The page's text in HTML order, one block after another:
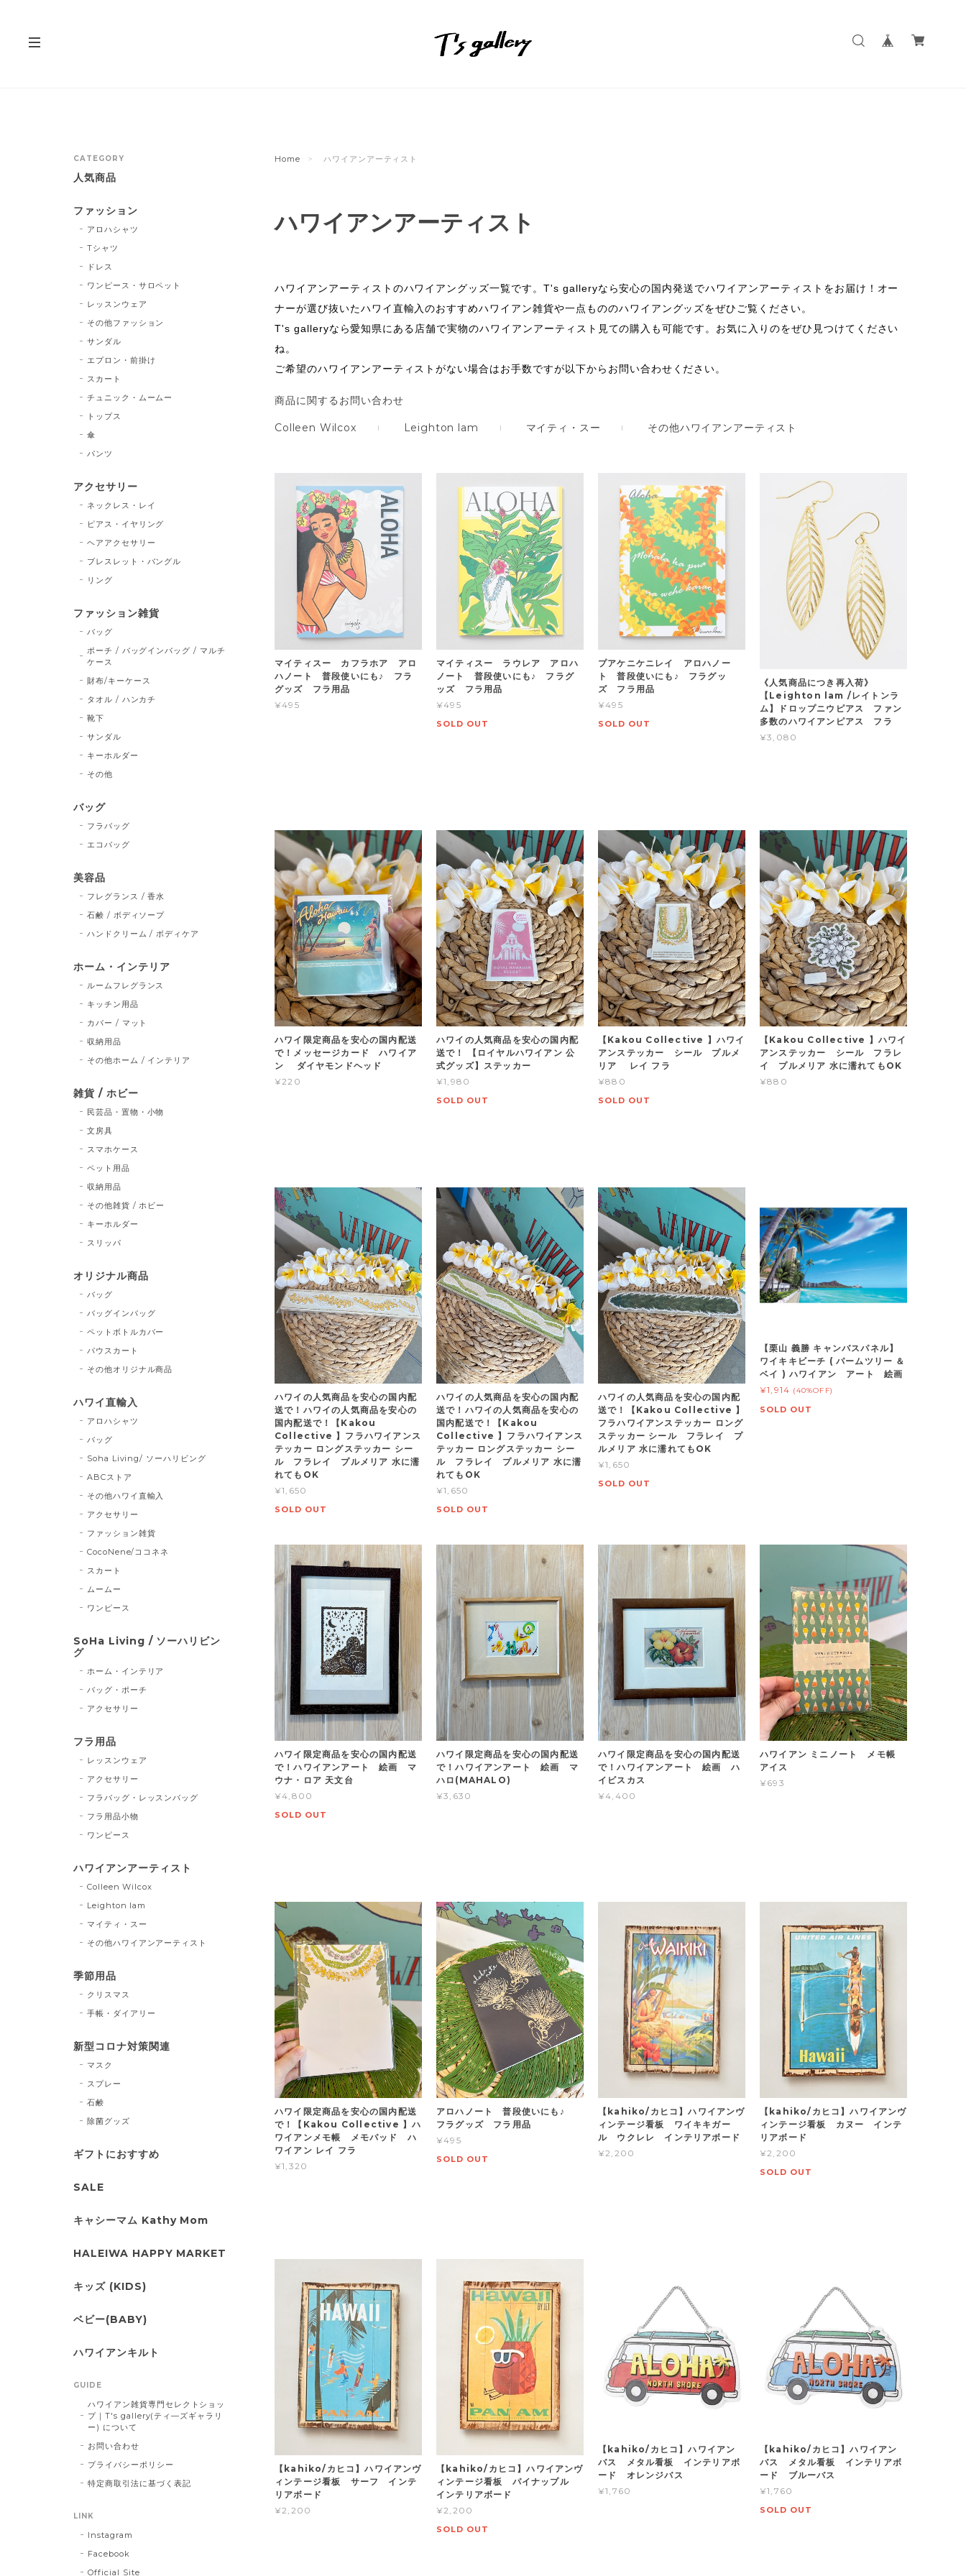
Home ハワイアンアーティスト
ハワイアンアーティスト
ハワイアンアーティストのハワイアングッズ一覧です。T's galleryなら安心の国内発送でハワイアンアーティストをお届け！オー
ナーが選び抜いたハワイ直輸入のおすすめハワイアン雑貨や一点もののハワイアングッズをぜひご覧ください。
T's galleryなら愛知県にある店舗で実物のハワイアンアーティスト見ての購入も可能です。お気に入りのをぜひ見つけてください
ね。
ご希望のハワイアンアーティストがない場合はお手数ですが以下からお問い合わせください。
商品に関するお問い合わせ
Colleen Wilcox Leighton lam マイティ・スー その他ハワイアンアーティスト
マイティスー カフラホア アロ
ハノート 普段使いにも♪ フラ
グッズ フラ用品
¥495
マイティスー ラウレア アロハ
ノート 普段使いにも♪ フラグ
ッズ フラ用品
¥495
SOLD OUT
プアケニケニレイ アロハノー
ト 普段使いにも♪ フラグッ
ズ フラ用品
¥495
SOLD OUT
《人気商品につき再入荷》
【Leighton lam /レイトンラ
ム】ドロップニウピアス ファン
多数のハワイアンピアス フラ
¥3,080
ハワイ限定商品を安心の国内配送
で！メッセージカード ハワイア
ン ダイヤモンドヘッド
¥220
ハワイの人気商品を安心の国内配
送で！ 【ロイヤルハワイアン 公
式グッズ】ステッカー
¥1,980
SOLD OUT
【Kakou Collective 】ハワイ
アンステッカー シール プルメ
リア レイ フラ
¥880
SOLD OUT
【Kakou Collective 】ハワイ
アンステッカー シール フラレ
イ プルメリア 水に濡れてもOK
¥880
ハワイの人気商品を安心の国内配
送で！ハワイの人気商品を安心の
国内配送で！【Kakou
Collective 】フラハワイアンス
テッカー ロングステッカー シー
ル フラレイ プルメリア 水に濡
れてもOK
¥1,650
SOLD OUT
ハワイの人気商品を安心の国内配
送で！ハワイの人気商品を安心の
国内配送で！【Kakou
Collective 】フラハワイアンス
テッカー ロングステッカー シー
ル フラレイ プルメリア 水に濡
れてもOK
¥1,650
SOLD OUT
ハワイの人気商品を安心の国内配
送で！【Kakou Collective 】
フラハワイアンステッカー ロング
ステッカー シール フラレイ プ
ルメリア 水に濡れてもOK
¥1,650
SOLD OUT
【栗山 義勝 キャンバスパネル】
ワイキキビーチ ( パームツリー ＆
ベイ ) ハワイアン アート 絵画
¥1,914 (40%OFF)
SOLD OUT
ハワイ限定商品を安心の国内配送
で！ハワイアンアート 絵画 マ
ウナ・ロア 天文台
¥4,800
SOLD OUT
ハワイ限定商品を安心の国内配送
で！ハワイアンアート 絵画 マ
ハロ(MAHALO)
¥3,630
ハワイ限定商品を安心の国内配送
で！ハワイアンアート 絵画 ハ
イビスカス
¥4,400
ハワイアン ミニノート メモ帳
アイス
¥693
ハワイ限定商品を安心の国内配送
で！【Kakou Collective 】ハ
ワイアンメモ帳 メモパッド ハ
ワイアン レイ フラ
¥1,320
アロハノート 普段使いにも♪
フラグッズ フラ用品
¥495
SOLD OUT
【kahiko/カヒコ】ハワイアンヴ
ィンテージ看板 ワイキキガー
ル ウクレレ インテリアボード
¥2,200
【kahiko/カヒコ】ハワイアンヴ
ィンテージ看板 カヌー インテ
リアボード
¥2,200
SOLD OUT
【kahiko/カヒコ】ハワイアンヴ
ィンテージ看板 サーフ インテ
リアボード
¥2,200
【kahiko/カヒコ】ハワイアンヴ
ィンテージ看板 パイナップル
インテリアボード
¥2,200
SOLD OUT
【kahiko/カヒコ】ハワイアン
バス メタル看板 インテリアボ
ード オレンジバス
¥1,760
【kahiko/カヒコ】ハワイアン
バス メタル看板 インテリアボ
ード ブルーバス
¥1,760
SOLD OUT
CATEGORY
人気商品
ファッション
アロハシャツ
Tシャツ
ドレス
ワンピース・サロペット
レッスンウェア
その他ファッション
サンダル
エプロン・前掛け
スカート
チュニック・ムームー
トップス
傘
パンツ
アクセサリー
ネックレス・レイ
ピアス・イヤリング
ヘアアクセサリー
ブレスレット・バングル
リング
ファッション雑貨
バッグ
ポーチ / バッグインバッグ / マルチ
ケース
財布/キーケース
タオル / ハンカチ
靴下
サンダル
キーホルダー
その他
バッグ
フラバッグ
エコバッグ
美容品
フレグランス / 香水
石鹸 / ボディソープ
ハンドクリーム / ボディケア
ホーム・インテリア
ルームフレグランス
キッチン用品
カバー / マット
収納用品
その他ホーム / インテリア
雑貨 / ホビー
民芸品・置物・小物
文房具
スマホケース
ペット用品
収納用品
その他雑貨 / ホビー
キーホルダー
スリッパ
オリジナル商品
バッグ
バッグインバッグ
ペットボトルカバー
パウスカート
その他オリジナル商品
ハワイ直輸入
アロハシャツ
バッグ
Soha Living/ ソーハリビング
ABCストア
その他ハワイ直輸入
アクセサリー
ファッション雑貨
CocoNene/ココネネ
スカート
ムームー
ワンピース
SoHa Living / ソーハリビン
グ
ホーム・インテリア
バッグ・ポーチ
アクセサリー
フラ用品
レッスンウェア
アクセサリー
フラバッグ・レッスンバッグ
フラ用品小物
ワンピース
ハワイアンアーティスト
Colleen Wilcox
Leighton lam
マイティ・スー
その他ハワイアンアーティスト
季節用品
クリスマス
手帳・ダイアリー
新型コロナ対策関連
マスク
スプレー
石鹸
除菌グッズ
ギフトにおすすめ
SALE
キャシーマム Kathy Mom
HALEIWA HAPPY MARKET
キッズ (KIDS)
ベビー(BABY)
ハワイアンキルト
GUIDE
ハワイアン雑貨専門セレクトショッ
プ｜T's gallery(ティ―ズギャラリ
ー) について
お問い合わせ
プライバシーポリシー
特定商取引法に基づく表記
LINK
Instagram
Facebook
Official Site